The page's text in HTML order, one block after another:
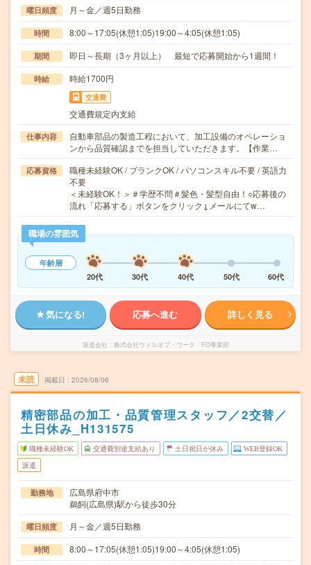
曜日頻度 月～金／週5日勤務
時間 8:00～17:05(休憩1:05)19:00～4:05(休憩1:05)
期間 即日～長期（3ヶ月以上） 最短で応募開始から1週間！
時給 時給1700円
交通費
交通費規定内支給
仕事内容
自動車部品の製造工程において、加工設備のオペレーショ
ンから品質確認までを担当していただきます。【作業…
応募資格
職種未経験OK / ブランクOK / パソコンスキル不要 / 英語力
不要
＜未経験OK！＞＃学歴不問＃髪色・髪型自由！○応募後の
流れ「応募する」ボタンをクリック↓メールにてw…
職場の雰囲気
年齢層
20代
30代 40代 50代 60代
気になる! 応募へ進む 詳しく見る
派遣会社 株式会社ウィルオブ・ワーク FO事業部
未読 掲載日 2026/08/06
精密部品の加工・品質管理スタッフ／2交替／
土日休み_H131575
職種未経験OK 交通費別途支給あり 土日祝日が休み WEB登録OK
派遣
勤務地
広島県府中市
鵜飼(広島県)駅から徒歩30分
曜日頻度 月～金／週5日勤務
時間 8:00～17:05(休憩1:05)19:00～4:05(休憩1:05)